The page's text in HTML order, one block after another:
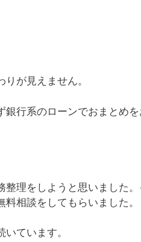
が見えません。
銀行系のローンでおまとめを
整理をしようと思いました。
相談をしてもらいました。
ています。